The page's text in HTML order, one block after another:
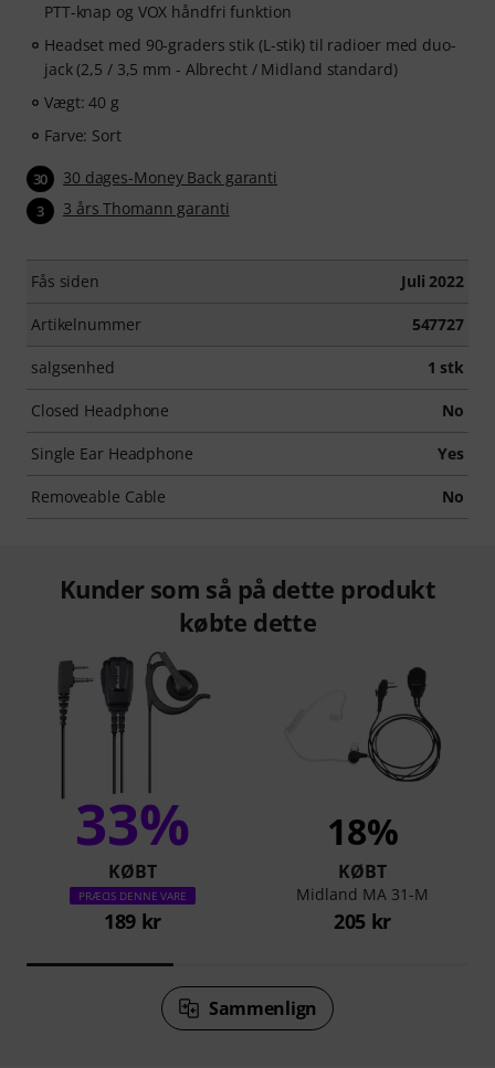
PTT-knap og VOX håndfri funktion
Headset med 90-graders stik (L-stik) til radioer med duo-
jack (2,5 / 3,5 mm - Albrecht / Midland standard)
Vægt: 40 g
Farve: Sort
30 30 dages-Money Back garanti
3 3 års Thomann garanti
Fås siden Juli 2022
Artikelnummer 547727
salgsenhed 1 stk
Closed Headphone No
Single Ear Headphone Yes
Removeable Cable No
Kunder som så på dette produkt
købte dette
33%
KØBT
PRÆCIS DENNE VARE
189 kr
18%
KØBT
Midland MA 31-M
205 kr
Sammenlign